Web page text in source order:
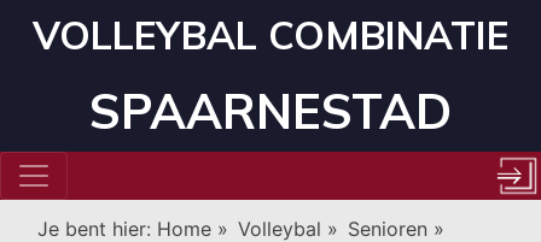
VOLLEYBAL COMBINATIE
SPAARNESTAD
Je bent hier: Home » Volleybal » Senioren »